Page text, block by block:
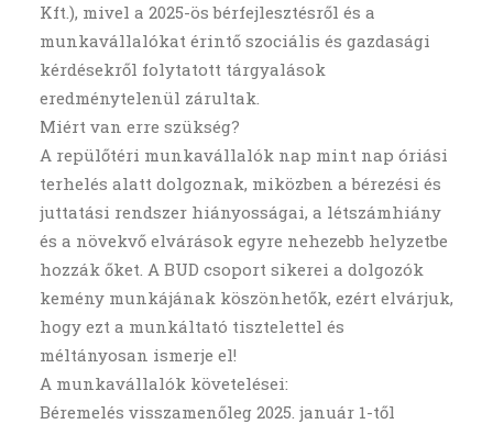
Kft.), mivel a 2025-ös bérfejlesztésről és a
munkavállalókat érintő szociális és gazdasági
kérdésekről folytatott tárgyalások
eredménytelenül zárultak.
Miért van erre szükség?
A repülőtéri munkavállalók nap mint nap óriási
terhelés alatt dolgoznak, miközben a bérezési és
juttatási rendszer hiányosságai, a létszámhiány
és a növekvő elvárások egyre nehezebb helyzetbe
hozzák őket. A BUD csoport sikerei a dolgozók
kemény munkájának köszönhetők, ezért elvárjuk,
hogy ezt a munkáltató tisztelettel és
méltányosan ismerje el!
A munkavállalók követelései:
Béremelés visszamenőleg 2025. január 1-től